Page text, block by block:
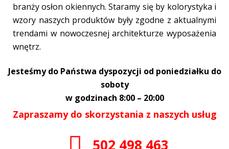
branży osłon okiennych. Staramy się by kolorystyka i
wzory naszych produktów były zgodne z aktualnymi
trendami w nowoczesnej architekturze wyposażenia
wnętrz.
Jesteśmy do Państwa dyspozycji od poniedziałku do
soboty
w godzinach 8:00 – 20:00
Zapraszamy do skorzystania z naszych usług
502 498 463